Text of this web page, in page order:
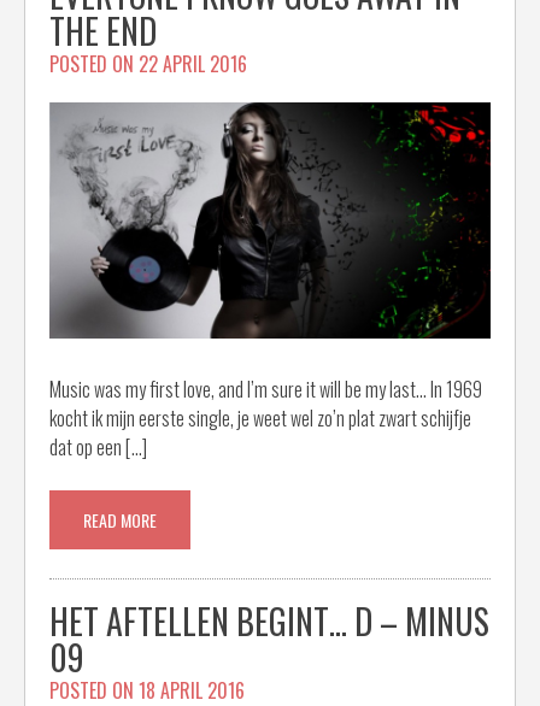
THE END
POSTED ON 22 APRIL 2016
Music was my first love, and I’m sure it will be my last… In 1969
kocht ik mijn eerste single, je weet wel zo’n plat zwart schijfje
dat op een […]
READ MORE
HET AFTELLEN BEGINT… D – MINUS
09
POSTED ON 18 APRIL 2016